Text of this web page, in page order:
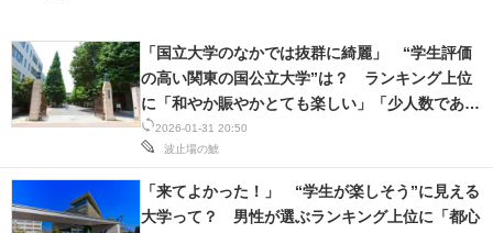
住まい 教育・育児
動物
メディア
2026-01-31 20:50
波止場の鯱
「国立大学のなかでは抜群に綺麗」 “学生評価
の高い関東の国公立大学”は？ ランキング上位
に「和やか賑やかとても楽しい」「少人数である
こともいいところ」の声
「来てよかった！」 “学生が楽しそう”に見える
大学って？ 男性が選ぶランキング上位に「都心